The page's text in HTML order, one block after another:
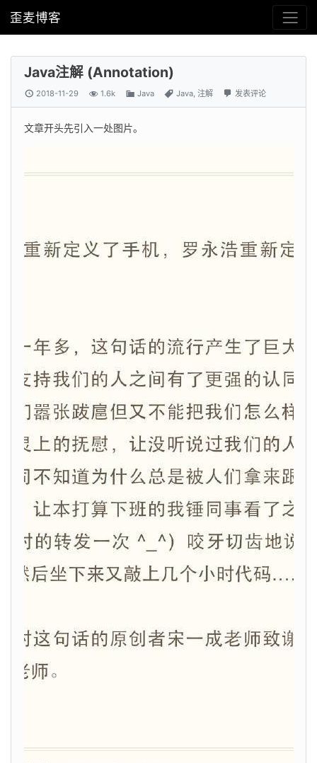
歪麦博客
Java注解 (Annotation)
2018-11-29 1.6k Java Java, 注解 发表评论
文章开头先引入一处图片。